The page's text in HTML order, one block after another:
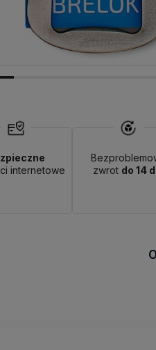
internetowe
zwrot do 14